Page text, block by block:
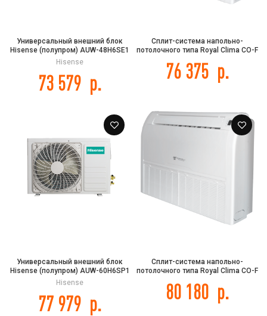
Универсальный внешний блок
Hisense (полупром) AUW-48H6SE1
Hisense
73 579 р.
Сплит-система напольно-
потолочного типа Royal Clima CO-F
76 375 р.
Универсальный внешний блок
Hisense (полупром) AUW-60H6SP1
Hisense
77 979 р.
Сплит-система напольно-
потолочного типа Royal Clima CO-F
80 180 р.